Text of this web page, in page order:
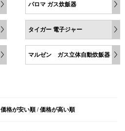
パロマ ガス炊飯器
タイガー 電子ジャー
マルゼン ガス立体自動炊飯器
価格が安い順 /価格が高い順